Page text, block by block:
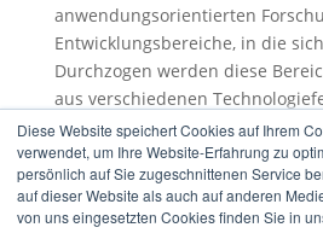
Diese Website speichert Cookies auf Ihrem
verwendet, um Ihre Website-Erfahrung zu
persönlich auf Sie zugeschnittenen Service
auf dieser Website als auch auf anderen
von uns eingesetzten Cookies finden Sie in
anwendungsorientierten
Entwicklungsbereiche, in die
Durchzogen werden diese
aus verschiedenen
Das Ergebnis dieser Arbeit wirkt
Zum einen hat sich OFFIS
als Center of Excellence für
Anwendungsgebiete der